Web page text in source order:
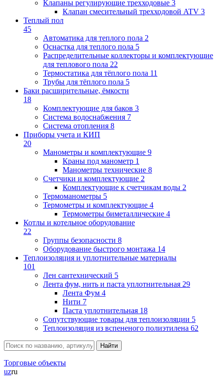
Клапаны регулирующие трехходовые 3
Клапан смесительный трехходовой ATV 3
Теплый пол
45
Автоматика для теплого пола 2
Оснастка для теплого пола 5
Распределительные коллекторы и комплектующие
для теплового пола 22
Термостатика для тёплого пола 11
Трубы для тёплого пола 5
Баки расширительные, ёмкости
18
Комплектующие для баков 3
Система водоснабжения 7
Система отопления 8
Приборы учета и КИП
20
Манометры и комплектующие 9
Краны под манометр 1
Манометры технические 8
Счетчики и комплектующие 2
Комплектующие к счетчикам воды 2
Термоманометры 5
Термометры и комплектующие 4
Термометры биметаллические 4
Котлы и котельное оборудование
22
Группы безопасности 8
Оборудование быстрого монтажа 14
Теплоизоляция и уплотнительные материалы
101
Лен сантехнический 5
Лента фум, нить и паста уплотнительная 29
Лента Фум 4
Нити 7
Паста уплотнительная 18
Сопутствующие товары для теплоизоляции 5
Теплоизоляция из вспененого полиэтилена 62
Торговые объекты
uzru